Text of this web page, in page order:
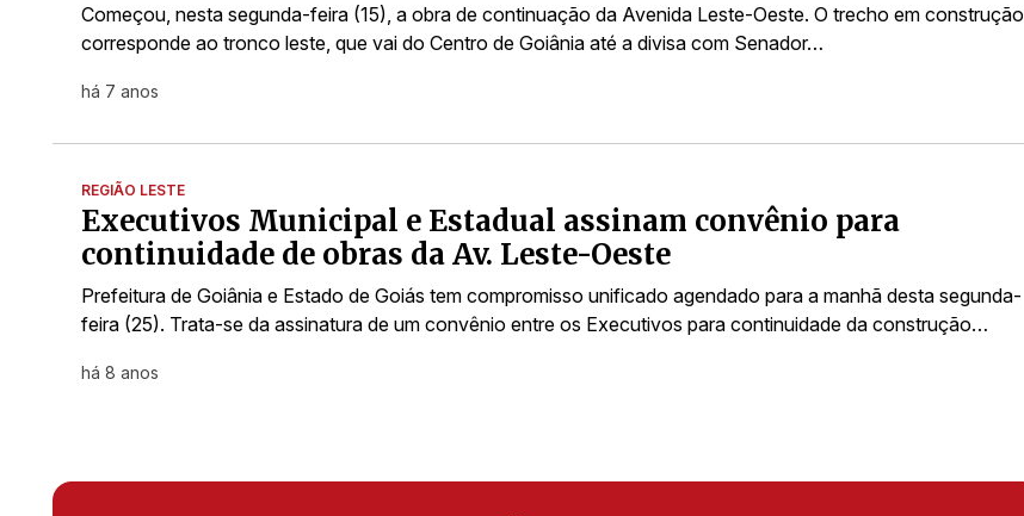
Começou, nesta segunda-feira (15), a obra de continuação da Avenida Leste-Oeste. O trecho em construção
corresponde ao tronco leste, que vai do Centro de Goiânia até a divisa com Senador…
há 7 anos
REGIÃO LESTE
Executivos Municipal e Estadual assinam convênio para
continuidade de obras da Av. Leste-Oeste
Prefeitura de Goiânia e Estado de Goiás tem compromisso unificado agendado para a manhã desta segunda-
feira (25). Trata-se da assinatura de um convênio entre os Executivos para continuidade da construção…
há 8 anos